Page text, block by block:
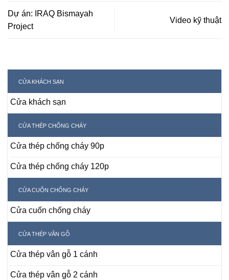
CỬA KHÁCH SẠN
Cửa khách sạn
CỬA THÉP CHỐNG CHÁY
Cửa thép chống cháy 90p
Cửa thép chống cháy 120p
CỬA CUỐN CHỐNG CHÁY
Cửa cuốn chống cháy
CỬA THÉP VÂN GỖ
Cửa thép vân gỗ 1 cánh
Cửa thép vân gỗ 2 cánh
Dự án: IRAQ Bismayah
Project
Video kỹ thuật